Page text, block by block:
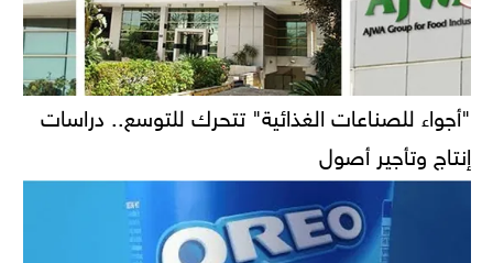
"أجواء للصناعات الغذائية" تتحرك للتوسع.. دراسات
إنتاج وتأجير أصول